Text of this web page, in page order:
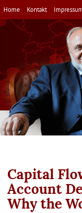
Direkt
zum
Inhalt
Home Kontakt
Capital
Account
Why the